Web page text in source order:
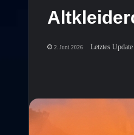
2. Juni 2026 Letztes